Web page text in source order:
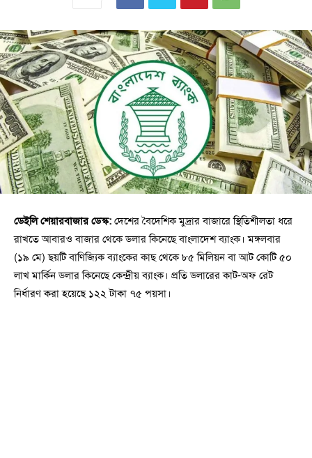
ডেইলি শেয়ারবাজার ডেস্ক: দেশের বৈদেশিক মুদ্রার বাজারে স্থিতিশীলতা ধরে
রাখতে আবারও বাজার থেকে ডলার কিনেছে বাংলাদেশ ব্যাংক। মঙ্গলবার
(১৯ মে) ছয়টি বাণিজ্যিক ব্যাংকের কাছ থেকে ৮৫ মিলিয়ন বা আট কোটি ৫০
লাখ মার্কিন ডলার কিনেছে কেন্দ্রীয় ব্যাংক। প্রতি ডলারের কাট-অফ রেট
নির্ধারণ করা হয়েছে ১২২ টাকা ৭৫ পয়সা।